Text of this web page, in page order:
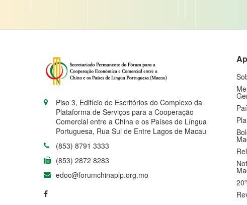
Piso 3, Edifício de Escritórios do Complexo da
Plataforma de Serviços para a Cooperação
Comercial entre a China e os Países de Língua
Portuguesa, Rua Sul de Entre Lagos de Macau
(853) 8791 3333
(853) 2872 8283
edoc@forumchinaplp.org.mo